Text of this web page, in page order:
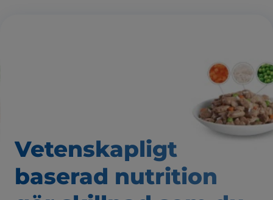
Vetenskapligt
baserad nutrition